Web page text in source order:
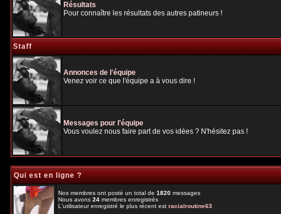
Résultats
Pour connaître les résultats des autres patineurs !
Staff
Annonces de l'équipe
Venez voir ce que l'équipe a à vous dire !
Messages pour l'équipe
Vous voulez nous faire part de vos idées ? N'hésitez pas !
Qui est en ligne ?
Nos membres ont posté un total de1820messages
Nous avons24membres enregistrés
L'utilisateur enregistré le plus récent estracialroutine63